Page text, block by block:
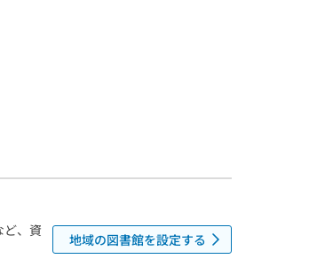
、資
地域の図書館を設定する